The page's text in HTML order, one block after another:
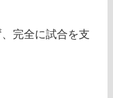
完全に試合を支